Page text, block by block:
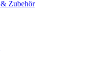
Zubehör